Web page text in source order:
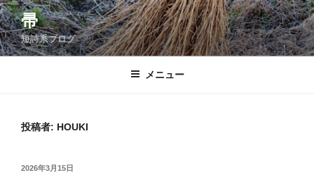
コ
ン
テ
ン
帚
短詩系ブログ
メニュー
投稿者: HOUKI
投
2026年3月15日